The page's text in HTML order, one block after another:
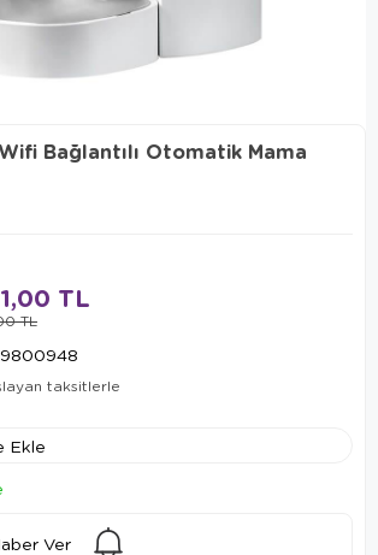
Wifi Bağlantılı Otomatik Mama
TL
TL
taksitlerle
Ekle
Ver